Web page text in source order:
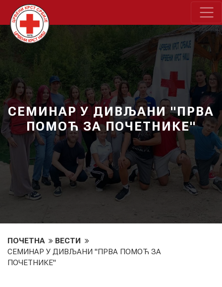
СЕМИНАР У ДИВЉАНИ "ПРВА
ПОМОЋ ЗА ПОЧЕТНИКЕ"
ПОЧЕТНА
ВЕСТИ
СЕМИНАР У ДИВЉАНИ "ПРВА ПОМОЋ ЗА
ПОЧЕТНИКЕ"